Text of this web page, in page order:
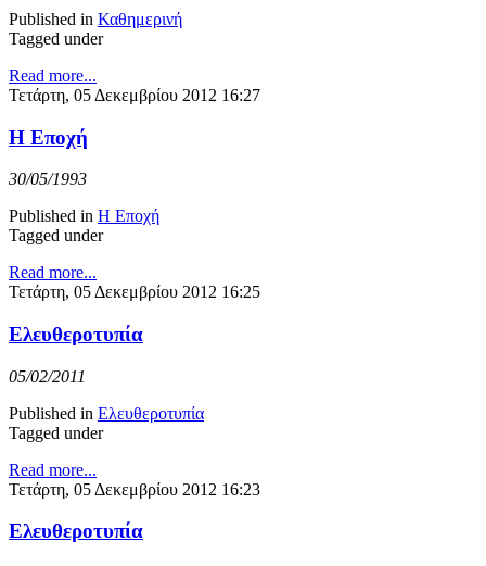
Published in Καθημερινή
Tagged under
Read more...
Τετάρτη, 05 Δεκεμβρίου 2012 16:27
Η Εποχή
30/05/1993
Published in Η Εποχή
Tagged under
Read more...
Τετάρτη, 05 Δεκεμβρίου 2012 16:25
Ελευθεροτυπία
05/02/2011
Published in Ελευθεροτυπία
Tagged under
Read more...
Τετάρτη, 05 Δεκεμβρίου 2012 16:23
Ελευθεροτυπία